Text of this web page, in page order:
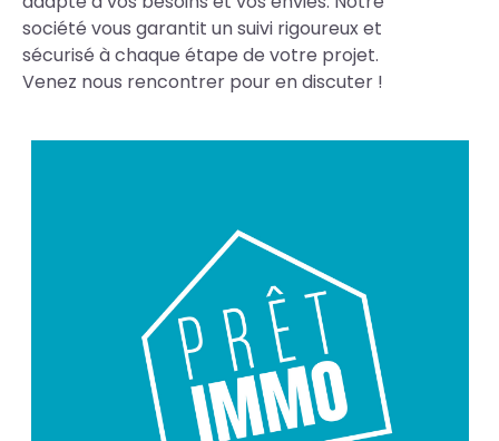
société vous garantit un suivi rigoureux et
sécurisé à chaque étape de votre projet.
Venez nous rencontrer pour en discuter !